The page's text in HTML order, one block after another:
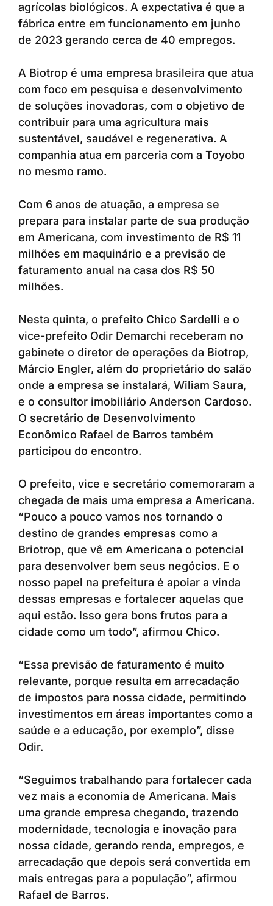
agrícolas biológicos. A expectativa é que a
fábrica entre em funcionamento em junho
de 2023 gerando cerca de 40 empregos.
A Biotrop é uma empresa brasileira que atua
com foco em pesquisa e desenvolvimento
de soluções inovadoras, com o objetivo de
contribuir para uma agricultura mais
sustentável, saudável e regenerativa. A
companhia atua em parceria com a Toyobo
no mesmo ramo.
Com 6 anos de atuação, a empresa se
prepara para instalar parte de sua produção
em Americana, com investimento de R$ 11
milhões em maquinário e a previsão de
faturamento anual na casa dos R$ 50
milhões.
Nesta quinta, o prefeito Chico Sardelli e o
vice-prefeito Odir Demarchi receberam no
gabinete o diretor de operações da Biotrop,
Márcio Engler, além do proprietário do salão
onde a empresa se instalará, Wiliam Saura,
e o consultor imobiliário Anderson Cardoso.
O secretário de Desenvolvimento
Econômico Rafael de Barros também
participou do encontro.
O prefeito, vice e secretário comemoraram a
chegada de mais uma empresa a Americana.
“Pouco a pouco vamos nos tornando o
destino de grandes empresas como a
Briotrop, que vê em Americana o potencial
para desenvolver bem seus negócios. E o
nosso papel na prefeitura é apoiar a vinda
dessas empresas e fortalecer aquelas que
aqui estão. Isso gera bons frutos para a
cidade como um todo”, afirmou Chico.
“Essa previsão de faturamento é muito
relevante, porque resulta em arrecadação
de impostos para nossa cidade, permitindo
investimentos em áreas importantes como a
saúde e a educação, por exemplo”, disse
Odir.
“Seguimos trabalhando para fortalecer cada
vez mais a economia de Americana. Mais
uma grande empresa chegando, trazendo
modernidade, tecnologia e inovação para
nossa cidade, gerando renda, empregos, e
arrecadação que depois será convertida em
mais entregas para a população”, afirmou
Rafael de Barros.